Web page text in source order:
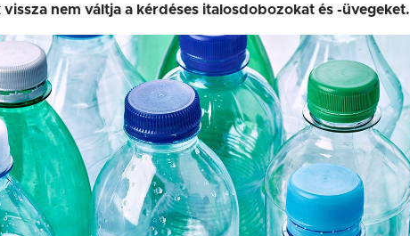
vissza nem váltja a kérdéses italosdobozokat és -üvegeket.